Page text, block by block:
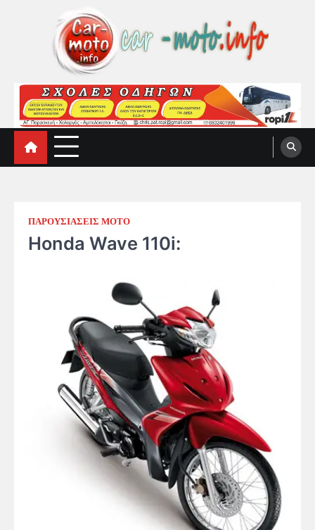
car-moto.info
car-moto.info
ΠΑΡΟΥΣΙΑΣΕΙΣ ΜΟΤΟ
Honda Wave 110i: